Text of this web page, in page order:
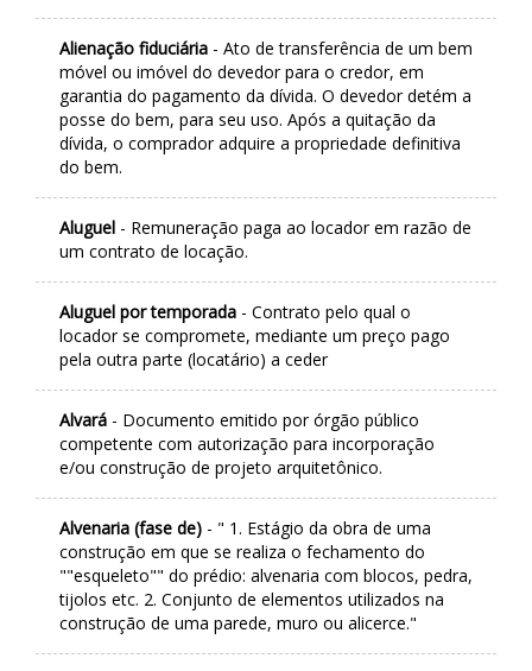
Alienação fiduciária - Ato de transferência de um bem
móvel ou imóvel do devedor para o credor, em
garantia do pagamento da dívida. O devedor detém a
posse do bem, para seu uso. Após a quitação da
dívida, o comprador adquire a propriedade definitiva
do bem.
Aluguel - Remuneração paga ao locador em razão de
um contrato de locação.
Aluguel por temporada - Contrato pelo qual o
locador se compromete, mediante um preço pago
pela outra parte (locatário) a ceder
Alvará - Documento emitido por órgão público
competente com autorização para incorporação
e/ou construção de projeto arquitetônico.
Alvenaria (fase de) - " 1. Estágio da obra de uma
construção em que se realiza o fechamento do
""esqueleto"" do prédio: alvenaria com blocos, pedra,
tijolos etc. 2. Conjunto de elementos utilizados na
construção de uma parede, muro ou alicerce."